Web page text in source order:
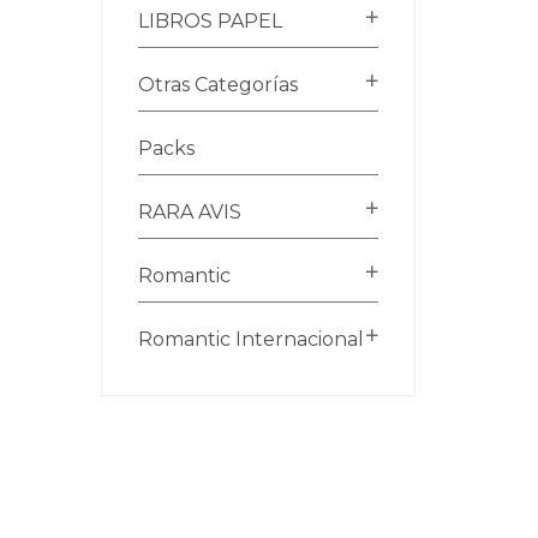
LIBROS PAPEL
Otras Categorías
Packs
RARA AVIS
Romantic
Romantic Internacional